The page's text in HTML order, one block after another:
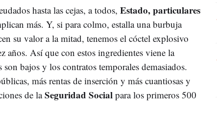
hasta las cejas, a todos, Estado, particulares
más. Y, si para colmo, estalla una burbuja
su valor a la mitad, tenemos el cóctel explosivo
años. Así que con estos ingredientes viene la
bajos y los contratos temporales demasiados.
más rentas de inserción y más cuantiosas y
de laSeguridad Socialpara los primeros 500